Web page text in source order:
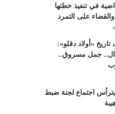
في تنفيذ خطتها
على التمرد
«أولاد دقلو»:
جمل مسروق..
يترأس اجتماع لجنة ضبط